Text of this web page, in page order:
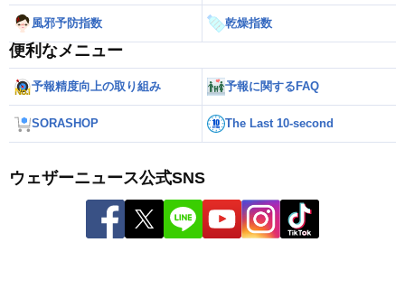
風邪予防指数 乾燥指数
便利なメニュー
予報精度向上の取り組み 予報に関するFAQ
SORASHOP The Last 10-second
ウェザーニュース公式SNS